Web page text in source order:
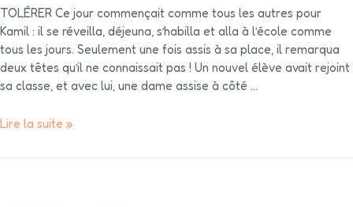
TOLÉRER Ce jour commençait comme tous les autres pour
Kamil : il se réveilla, déjeuna, s’habilla et alla à l’école comme
tous les jours. Seulement une fois assis à sa place, il remarqua
deux têtes qu’il ne connaissait pas ! Un nouvel élève avait rejoint
sa classe, et avec lui, une dame assise à côté …
Lire la suite »